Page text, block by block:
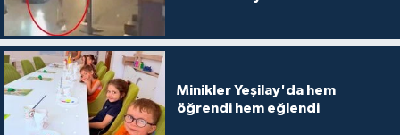
Minikler Yeşilay'da hem
öğrendi hem eğlendi